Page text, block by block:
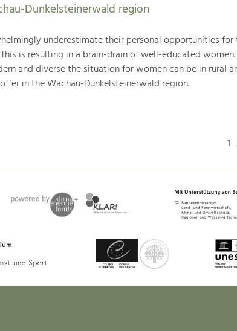
Dunkelsteinerwald region
underestimate their personal opportunities for
is resulting in a brain-drain of well-educated women.
and diverse the situation for women can be in rural
in the Wachau-Dunkelsteinerwald region.
1